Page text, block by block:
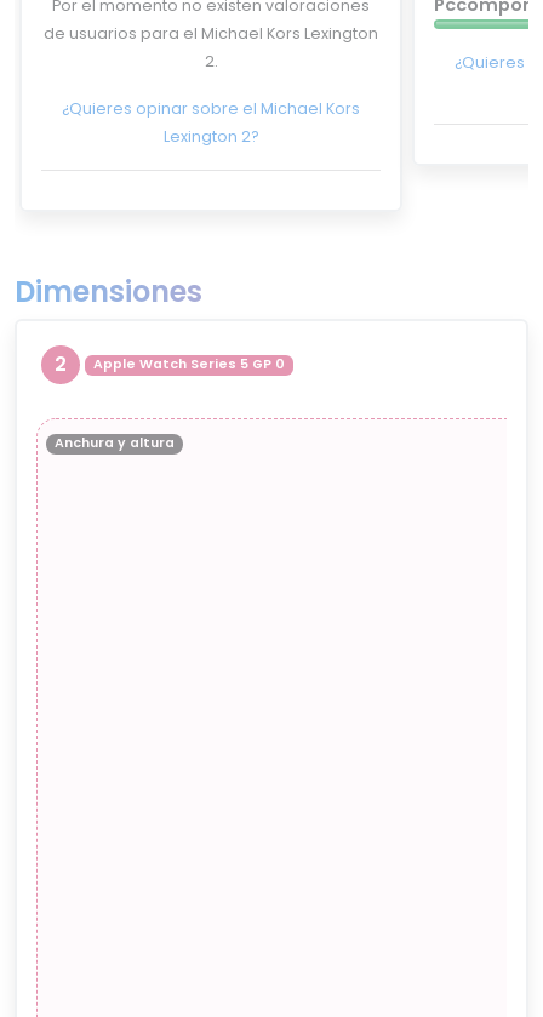
Por el momento no existen valoraciones
de usuarios para el Michael Kors Lexington
2.
¿Quieres opinar sobre el Michael Kors
Lexington 2?
¿Quieres
Dimensiones
2 Apple Watch Series 5 GP 0
Anchura y altura